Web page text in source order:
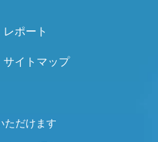
レポート
サイトマップ
ただけます